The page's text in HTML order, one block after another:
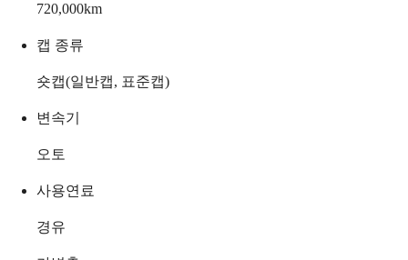
720,000km
캡 종류
숏캡(일반캡, 표준캡)
변속기
오토
사용연료
경유